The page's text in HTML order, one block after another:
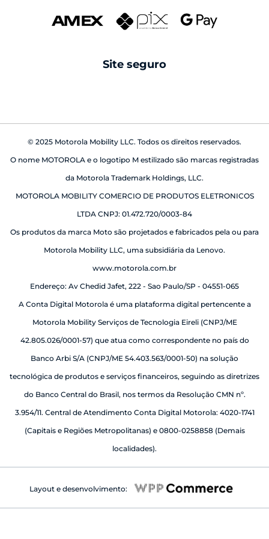
caixas de som
babá eletrônica
Swarovski
reparo fora da garantia
Site seguro
© 2025 Motorola Mobility LLC. Todos os direitos reservados.
O nome MOTOROLA e o logotipo M estilizado são marcas registradas
da Motorola Trademark Holdings, LLC.
MOTOROLA MOBILITY COMERCIO DE PRODUTOS ELETRONICOS
LTDA CNPJ: 01.472.720/0003-84
Os produtos da marca Moto são projetados e fabricados pela ou para
Motorola Mobility LLC, uma subsidiária da Lenovo.
www.motorola.com.br
Endereço: Av Chedid Jafet, 222 - Sao Paulo/SP - 04551-065
A Conta Digital Motorola é uma plataforma digital pertencente a
Motorola Mobility Serviços de Tecnologia Eireli (CNPJ/ME
42.805.026/0001-57) que atua como correspondente no país do
Banco Arbi S/A (CNPJ/ME 54.403.563/0001-50) na solução
tecnológica de produtos e serviços financeiros, seguindo as diretrizes
do Banco Central do Brasil, nos termos da Resolução CMN nº.
3.954/11. Central de Atendimento Conta Digital Motorola: 4020-1741
(Capitais e Regiões Metropolitanas) e 0800-0258858 (Demais
localidades).
Layout e desenvolvimento: